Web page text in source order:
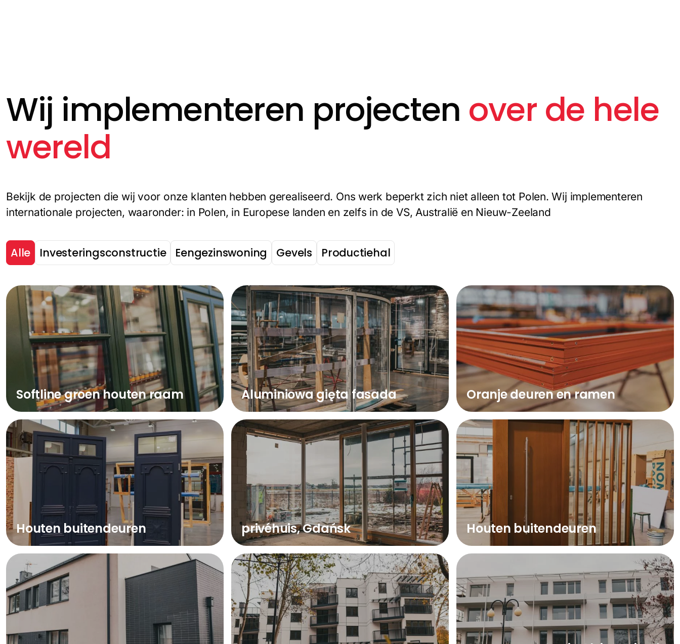
Wij implementeren projecten over de hele
wereld
Bekijk de projecten die wij voor onze klanten hebben gerealiseerd. Ons werk beperkt zich niet alleen tot Polen. Wij implementeren
internationale projecten, waaronder: in Polen, in Europese landen en zelfs in de VS, Australië en Nieuw-Zeeland
Investeringsconstructie Eengezinswoning Gevels Productiehal
Alle
Softline groen houten raam Aluminiowa gięta fasada Oranje deuren en ramen
Houten buitendeuren privéhuis, Gdańsk Houten buitendeuren
PaginaPaginaPaginaPaginaPagina